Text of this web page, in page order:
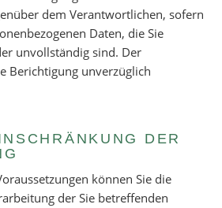
dem Verantwortlichen, sofern
Daten, die Sie
unvollständig sind. Der
Berichtigung unverzüglich
DER
können Sie die
der Sie betreffenden